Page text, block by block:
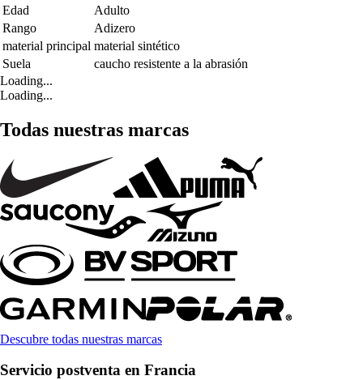
Edad
Adulto
Rango
Adizero
material principal material sintético
Suela
caucho resistente a la abrasión
Loading...
Loading...
Todas nuestras marcas
Descubre todas nuestras marcas
Servicio postventa en Francia